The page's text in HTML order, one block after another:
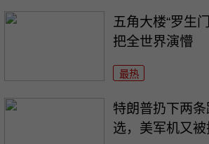
五角大楼“罗生
把全世界演懵
最热
特朗普扔下两
选，美军机又被